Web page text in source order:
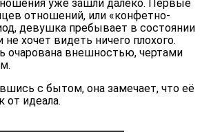
уже зашли далеко. Первые
отношений, или «конфетно-
девушка пребывает в состоянии
хочет видеть ничего плохого.
очарована внешностью, чертами
с бытом, она замечает, что её
от идеала.